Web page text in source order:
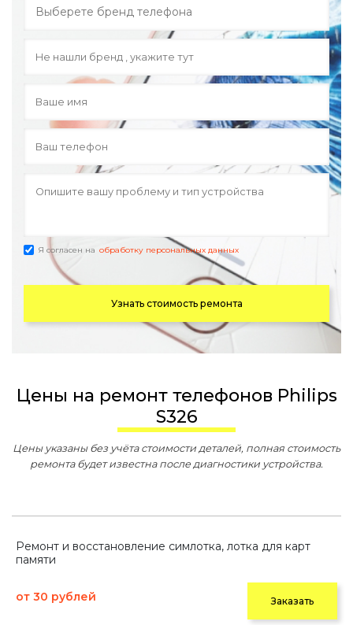
Я согласен на обработку персональных данных
Узнать стоимость ремонта
Цены на ремонт телефонов Philips
S326
Цены указаны без учёта стоимости деталей, полная стоимость
ремонта будет известна после диагностики устройства.
Ремонт и восстановление симлотка, лотка для карт
памяти
от 30 рублей Заказать